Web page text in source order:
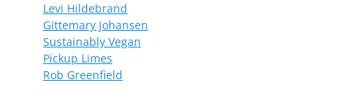
Levi Hildebrand
Gittemary Johansen
Sustainably Vegan
Pickup Limes
Rob Greenfield